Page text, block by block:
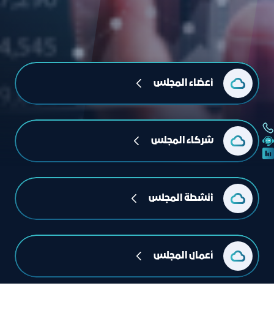
أعضاء المجلس
شركاء المجلس
أنشطة المجلس
أعمال المجلس